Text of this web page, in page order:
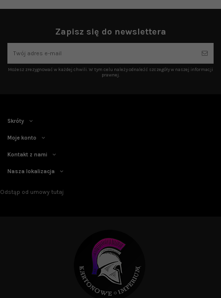
Zapisz się do newslettera
Możesz zrezygnować w każdej chwili. W tym celu należy odnaleźć szczegóły w naszej informacji
prawnej.
Skróty
Moje konto
Kontakt z nami
Nasza lokalizacja
Odstąp od umowy tutaj